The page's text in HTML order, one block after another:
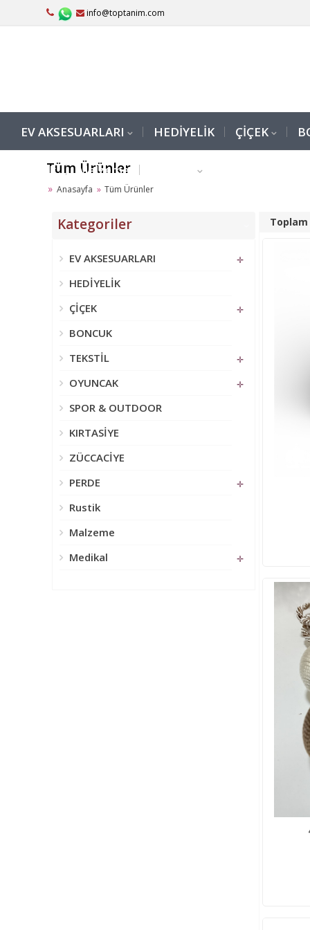
info@toptanim.com
EV AKSESUARLARI HEDİYELİK ÇİÇEK
Rustik Malzeme
Tüm Ürünler
Anasayfa Tüm Ürünler
Kategoriler
EV AKSESUARLARI ✛
HEDİYELİK
ÇİÇEK
✛
BONCUK
TEKSTİL
✛
OYUNCAK ✛
SPOR & OUTDOOR
KIRTASİYE
ZÜCCACİYE
PERDE
✛
Rustik
Malzeme
Medikal
✛
Toplam